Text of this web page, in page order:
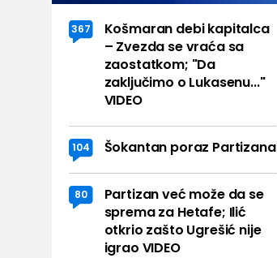
367
Košmaran debi kapitalca
– Zvezda se vraća sa
zaostatkom; "Da
zaključimo o Lukasenu..."
VIDEO
104 Šokantan poraz Partizana
80
Partizan već može da se
sprema za Hetafe; Ilić
otkrio zašto Ugrešić nije
igrao VIDEO